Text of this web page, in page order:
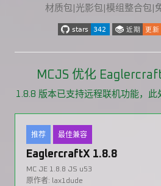
材质包|光影包|模组整合包|
MCJS 优化
1.8.8 版本已支持远程联机功能，
推荐 最佳兼容
EaglercraftX 1.8.8
MC JE 1.8.8 JS u53
原作者: lax1dude